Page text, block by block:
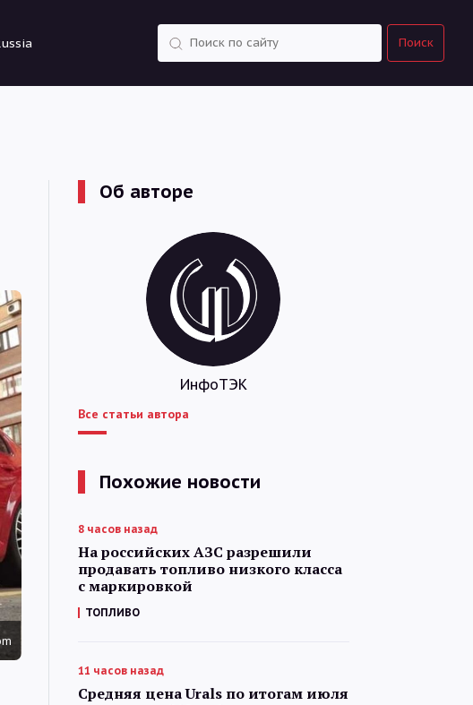
Поиск
Об авторе
ИнфоТЭК
Все статьи автора
Похожие новости
8 часов назад
На российских АЗС разрешили
продавать топливо низкого класса
с маркировкой
ТОПЛИВО
11 часов назад
Средняя цена Urals по итогам июля